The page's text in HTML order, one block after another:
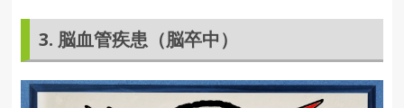
3. 脳血管疾患（脳卒中）